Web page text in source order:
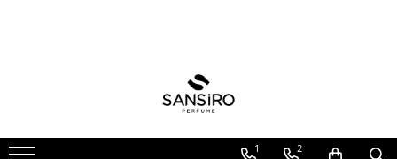
UNISEX
FRAGRANCE MIST
SPRAY DE CAMERA SI RUFE
1 2